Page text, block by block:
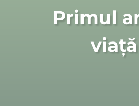
Primul
viață